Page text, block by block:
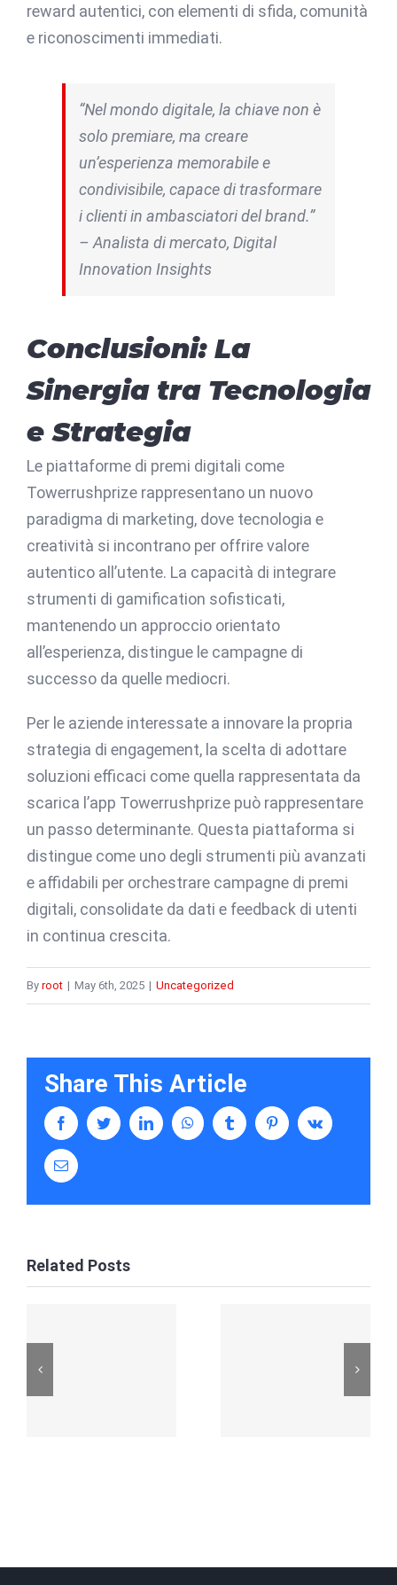
reward autentici, con elementi di sfida, comunità
e riconoscimenti immediati.
“Nel mondo digitale, la chiave non è
solo premiare, ma creare
un’esperienza memorabile e
condivisibile, capace di trasformare
i clienti in ambasciatori del brand.”
– Analista di mercato, Digital
Innovation Insights
Conclusioni: La
Sinergia tra Tecnologia
e Strategia
Le piattaforme di premi digitali come
Towerrushprize rappresentano un nuovo
paradigma di marketing, dove tecnologia e
creatività si incontrano per offrire valore
autentico all’utente. La capacità di integrare
strumenti di gamification sofisticati,
mantenendo un approccio orientato
all’esperienza, distingue le campagne di
successo da quelle mediocri.
Per le aziende interessate a innovare la propria
strategia di engagement, la scelta di adottare
soluzioni efficaci come quella rappresentata da
scarica l’app Towerrushprize può rappresentare
un passo determinante. Questa piattaforma si
distingue come uno degli strumenti più avanzati
e affidabili per orchestrare campagne di premi
digitali, consolidate da dati e feedback di utenti
in continua crescita.
By root | May 6th, 2025 | Uncategorized
Share This Article
facebooktwitter linkedin whatsapptumblr pinterestvk
Email
Related Posts